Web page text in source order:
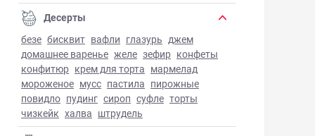
Десерты
безе бисквит вафли глазурь джем
домашнее варенье желе зефир конфеты
конфитюр крем для торта мармелад
мороженое мусс пастила пирожные
повидло пудинг сироп суфле торты
чизкейк халва штрудель